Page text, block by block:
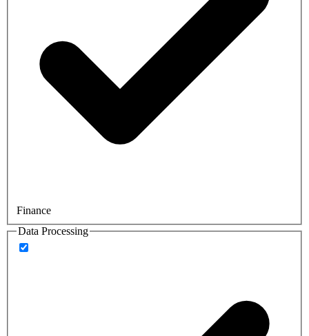
Finance
Data Processing